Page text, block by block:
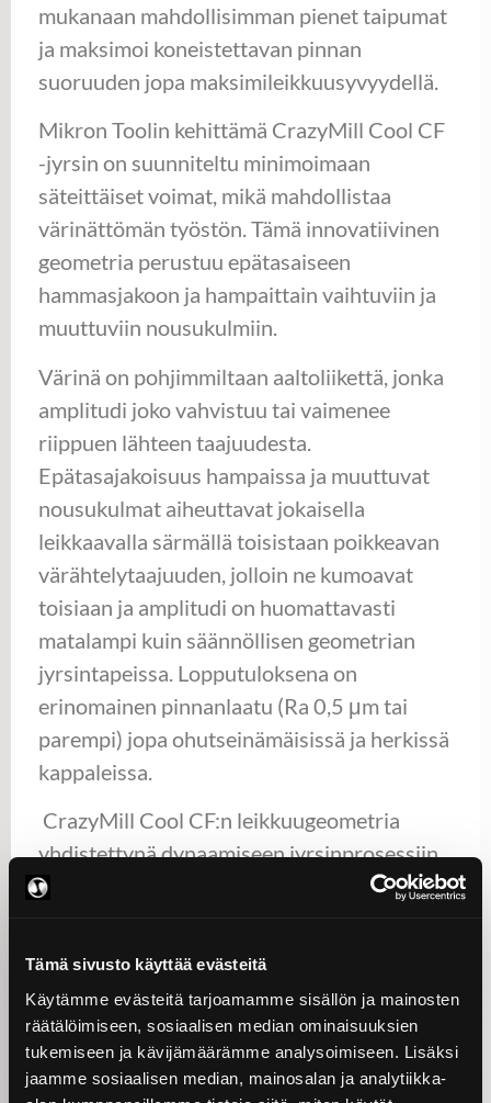
Tämä sivusto käyttää evästeitä
Käytämme evästeitä tarjoamamme sisällön ja mainosten
räätälöimiseen, sosiaalisen median ominaisuuksien
tukemiseen ja kävijämäärämme analysoimiseen. Lisäksi
jaamme sosiaalisen median, mainosalan ja analytiikka-
mukanaan mahdollisimman pienet taipumat
ja maksimoi koneistettavan pinnan
suoruuden jopa maksimileikkuusyvyydellä.
Mikron Toolin kehittämä CrazyMill Cool CF
-jyrsin on suunniteltu minimoimaan
säteittäiset voimat, mikä mahdollistaa
värinättömän työstön. Tämä innovatiivinen
geometria perustuu epätasaiseen
hammasjakoon ja hampaittain vaihtuviin ja
muuttuviin nousukulmiin.
Värinä on pohjimmiltaan aaltoliikettä, jonka
amplitudi joko vahvistuu tai vaimenee
riippuen lähteen taajuudesta.
Epätasajakoisuus hampaissa ja muuttuvat
nousukulmat aiheuttavat jokaisella
leikkaavalla särmällä toisistaan poikkeavan
värähtelytaajuuden, jolloin ne kumoavat
toisiaan ja amplitudi on huomattavasti
matalampi kuin säännöllisen geometrian
jyrsintapeissa. Lopputuloksena on
erinomainen pinnanlaatu (Ra 0,5 μm tai
parempi) jopa ohutseinämäisissä ja herkissä
kappaleissa.
CrazyMill Cool CF:n leikkuugeometria
yhdistettynä dynaamiseen jyrsinprosessiin
tekee tästä optimaalisen jyrsimen
kappaleisiin. Tämä jyrsin on erittäin tehokas,
jyrsintappia on saatavissa halkaisijoille 1-8
mm ja 3xD sekä 4xD pituisina. Tässä
jyrsintapissa on Mikron Toolin muidenkin